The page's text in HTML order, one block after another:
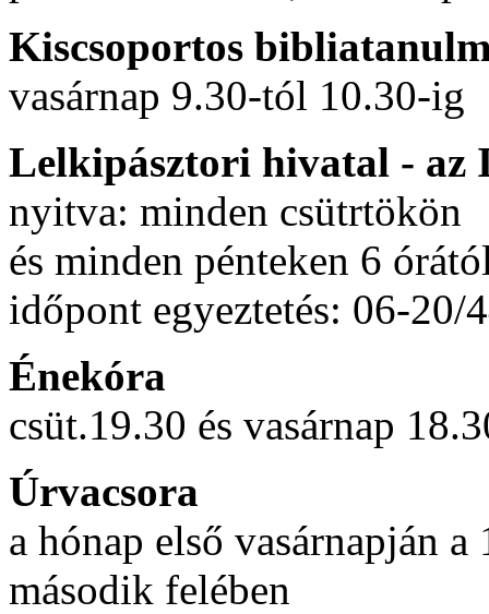
Kiscsoportos
vasárnap 9.30-tól 10.30-ig
Lelkipásztori hivatal - az
nyitva: minden csütrtökön
és minden pénteken 6
időpont egyeztetés: 06-20/
Énekóra
csüt.19.30 és vasárnap
Úrvacsora
a hónap első vasárnapján
második felében